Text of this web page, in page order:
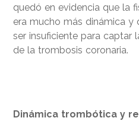
quedó en evidencia que la
era mucho más dinámica y
ser insuficiente para captar
de la trombosis coronaria.
Dinámica trombótica y